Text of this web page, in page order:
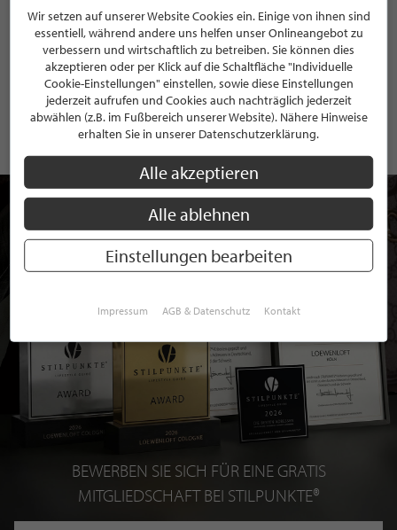
ANMELDEN
Mit der Anmeldung an unserem Newsletter stimmen Sie unseren
Datenschutzbestimmungen zu. Eine Abmeldung ist jederzeit möglich.
BEWERBEN SIE SICH FÜR EINE GRATIS
MITGLIEDSCHAFT BEI STILPUNKTE®
Wir setzen auf unserer Website Cookies ein. Einige von ihnen sind
essentiell, während andere uns helfen unser Onlineangebot zu
verbessern und wirtschaftlich zu betreiben. Sie können dies
akzeptieren oder per Klick auf die Schaltfläche "Individuelle
Cookie-Einstellungen" einstellen, sowie diese Einstellungen
jederzeit aufrufen und Cookies auch nachträglich jederzeit
abwählen (z.B. im Fußbereich unserer Website). Nähere Hinweise
erhalten Sie in unserer Datenschutzerklärung.
Alle akzeptieren
Alle ablehnen
Einstellungen bearbeiten
Impressum AGB & Datenschutz Kontakt